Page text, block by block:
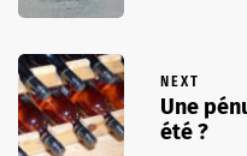
NEXT
Une
été ?